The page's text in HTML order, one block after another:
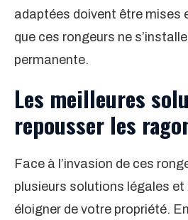
adaptées doivent être mises
que ces rongeurs ne
permanente.
Les meilleures
repousser les
Face à l’invasion de ces
plusieurs solutions légales
éloigner de votre propriété.